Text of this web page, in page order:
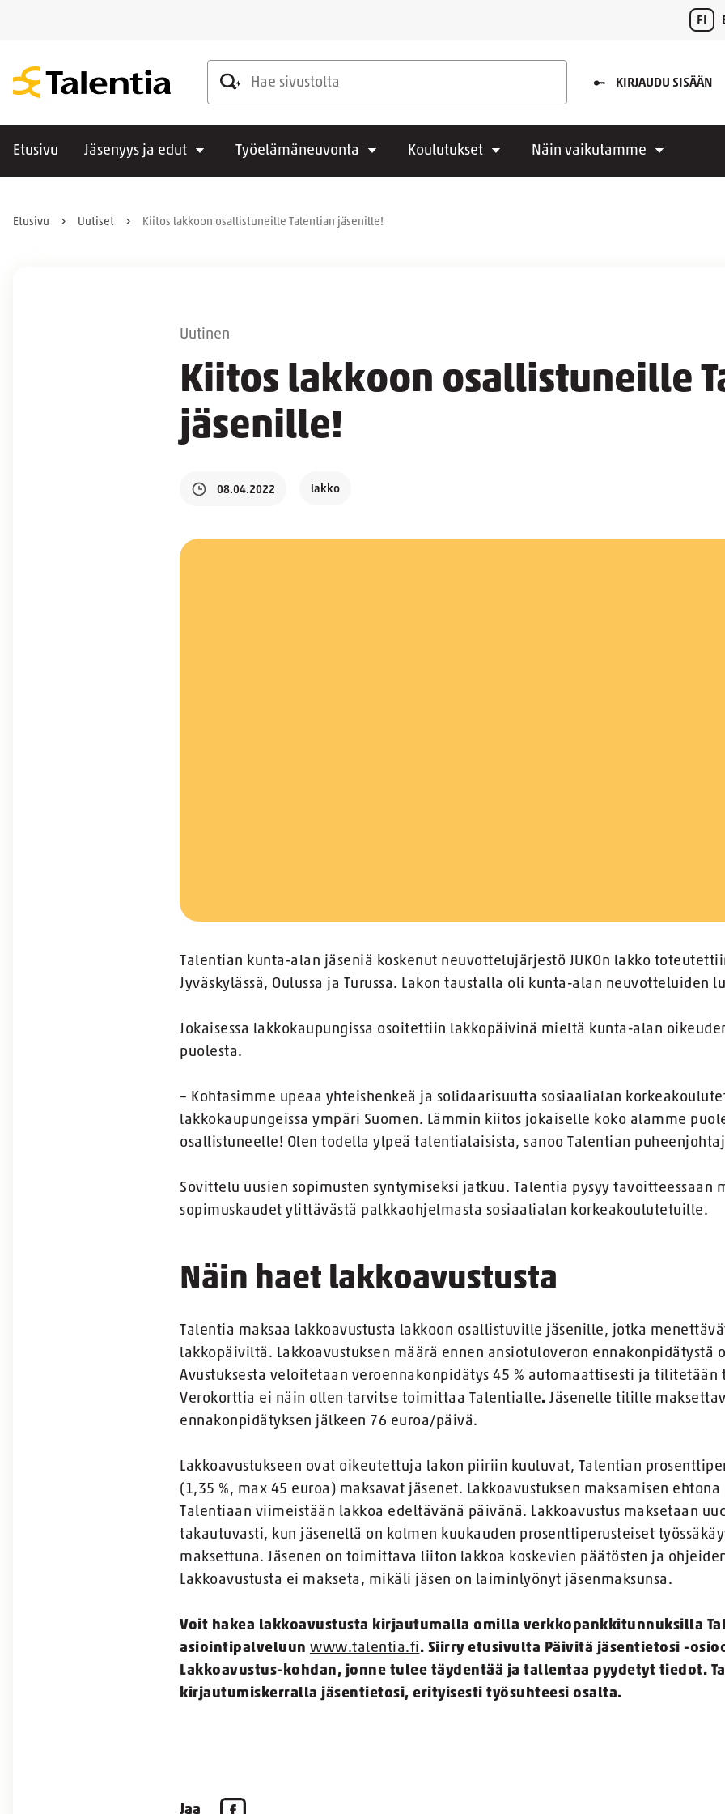
FI
Hae sivustolta
KIRJAUDU SISÄÄN
Etusivu Jäsenyys ja edut Työelämäneuvonta Koulutukset Näin vaikutamme
Etusivu Uutiset Kiitos lakkoon osallistuneille Talentian jäsenille!
Uutinen
Kiitos lakkoon osallistuneille
jäsenille!
08.04.2022 lakko
Talentian kunta-alan jäseniä koskenut neuvottelujärjestö JUKOn lakko
Jyväskylässä, Oulussa ja Turussa. Lakon taustalla oli kunta-alan neuvotteluiden
Jokaisessa lakkokaupungissa osoitettiin lakkopäivinä mieltä kunta-alan
puolesta.
– Kohtasimme upeaa yhteishenkeä ja solidaarisuutta sosiaalialan
lakkokaupungeissa ympäri Suomen. Lämmin kiitos jokaiselle koko alamme
osallistuneelle! Olen todella ylpeä talentialaisista, sanoo Talentian
Sovittelu uusien sopimusten syntymiseksi jatkuu. Talentia pysyy tavoitteessaan
sopimuskaudet ylittävästä palkkaohjelmasta sosiaalialan korkeakoulutetuille.
Näin haet lakkoavustusta
Talentia maksaa lakkoavustusta lakkoon osallistuville jäsenille, jotka
lakkopäiviltä. Lakkoavustuksen määrä ennen ansiotuloveron ennakonpidätystä
Avustuksesta veloitetaan veroennakonpidätys 45 % automaattisesti ja
Verokorttia ei näin ollen tarvitse toimittaa Talentialle. Jäsenelle tilille
ennakonpidätyksen jälkeen 76 euroa/päivä.
Lakkoavustukseen ovat oikeutettuja lakon piiriin kuuluvat, Talentian
(1,35 %, max 45 euroa) maksavat jäsenet. Lakkoavustuksen maksamisen
Talentiaan viimeistään lakkoa edeltävänä päivänä. Lakkoavustus maksetaan
takautuvasti, kun jäsenellä on kolmen kuukauden prosenttiperusteiset
maksettuna. Jäsenen on toimittava liiton lakkoa koskevien päätösten ja
Lakkoavustusta ei makseta, mikäli jäsen on laiminlyönyt jäsenmaksunsa.
Voit hakea lakkoavustusta kirjautumalla omilla verkkopankkitunnuksilla
asiointipalveluun www.talentia.fi. Siirry etusivulta Päivitä jäsentietosi -
Lakkoavustus-kohdan, jonne tulee täydentää ja tallentaa pyydetyt tiedot.
kirjautumiskerralla jäsentietosi, erityisesti työsuhteesi osalta.
Jaa